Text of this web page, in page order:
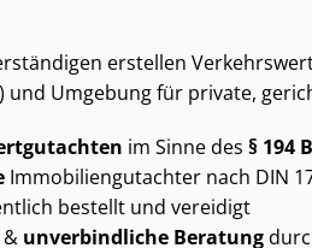
erstellen
und Umgebung für private,
im Sinne des § 194
Im­mo­bi­li­en­gut­ach­ter nach DIN
bestellt und vereidigt
& unverbindliche Beratung